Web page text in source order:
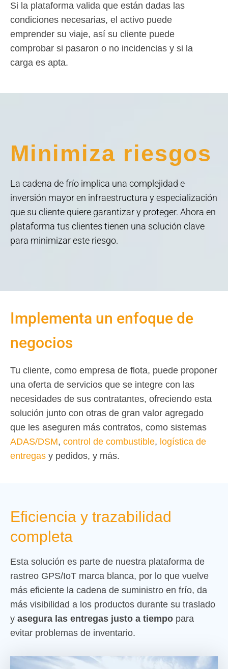
Si la plataforma valida que están dadas las
condiciones necesarias, el activo puede
emprender su viaje, así su cliente puede
comprobar si pasaron o no incidencias y si la
carga es apta.
Minimiza riesgos
La cadena de frío implica una complejidad e
inversión mayor en infraestructura y especialización
que su cliente quiere garantizar y proteger. Ahora en
plataforma tus clientes tienen una solución clave
para minimizar este riesgo.
Implementa un enfoque de
negocios
Tu cliente, como empresa de flota, puede proponer
una oferta de servicios que se integre con las
necesidades de sus contratantes, ofreciendo esta
solución junto con otras de gran valor agregado
que les aseguren más contratos, como sistemas
ADAS/DSM, control de combustible, logística de
entregas y pedidos, y más.
Eficiencia y trazabilidad
completa
Esta solución es parte de nuestra plataforma de
rastreo GPS/IoT marca blanca, por lo que vuelve
más eficiente la cadena de suministro en frío, da
más visibilidad a los productos durante su traslado
y asegura las entregas justo a tiempo para
evitar problemas de inventario.